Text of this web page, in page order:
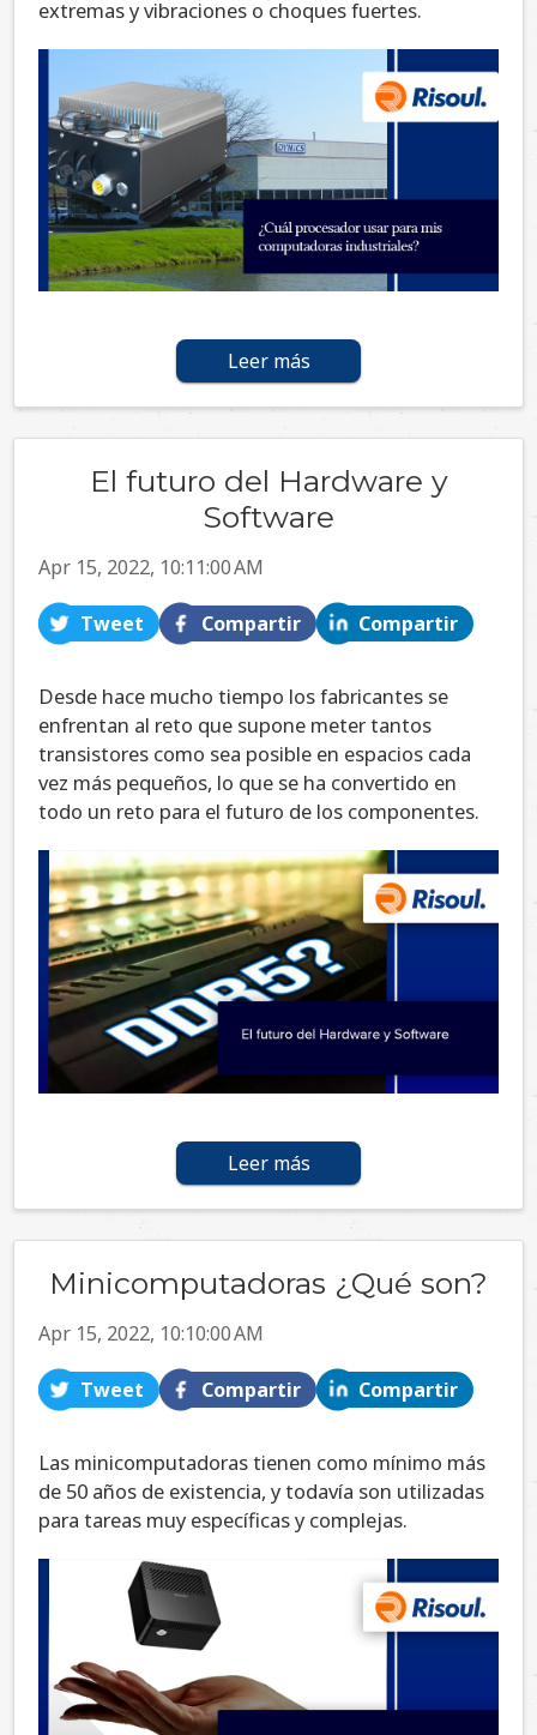
extremas y vibraciones o choques fuertes.
Leer más
El futuro del Hardware y
Software
Apr 15, 2022, 10:11:00 AM
Tweet Compartir Compartir
Desde hace mucho tiempo los fabricantes se
enfrentan al reto que supone meter tantos
transistores como sea posible en espacios cada
vez más pequeños, lo que se ha convertido en
todo un reto para el futuro de los componentes.
Leer más
Minicomputadoras ¿Qué son?
Apr 15, 2022, 10:10:00 AM
Tweet Compartir Compartir
Las minicomputadoras tienen como mínimo más
de 50 años de existencia, y todavía son utilizadas
para tareas muy específicas y complejas.